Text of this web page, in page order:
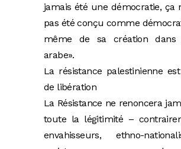
jamais été une démocratie, ça
pas été conçu comme
même de sa création dans
arabe».
La résistance palestinienne
de libération
La Résistance ne renoncera
toute la légitimité –
envahisseurs, ethno-